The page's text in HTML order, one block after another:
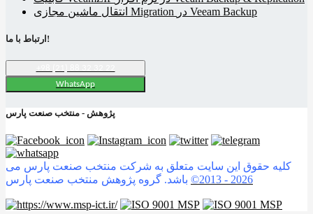
انتقال ماشین مجازی Migration در Veeam Backup
ارتباط با ما!
WhatsApp
پژوهش - منتخب صنعت پارس
کلیه حقوق این سایت متعلق به شرکت منتخب صنعت پارس می
©2013 - 2026